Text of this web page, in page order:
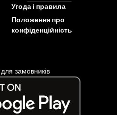
Угода і правила
Положення про
конфіденційність
замовників